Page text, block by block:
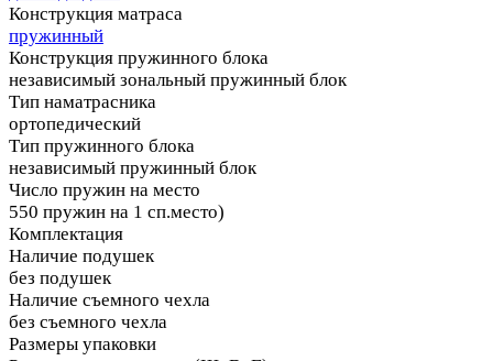
Конструкция матраса
пружинный
Конструкция пружинного блока
независимый зональный пружинный блок
Тип наматрасника
ортопедический
Тип пружинного блока
независимый пружинный блок
Число пружин на место
550 пружин на 1 сп.место)
Комплектация
Наличие подушек
без подушек
Наличие съемного чехла
без съемного чехла
Размеры упаковки